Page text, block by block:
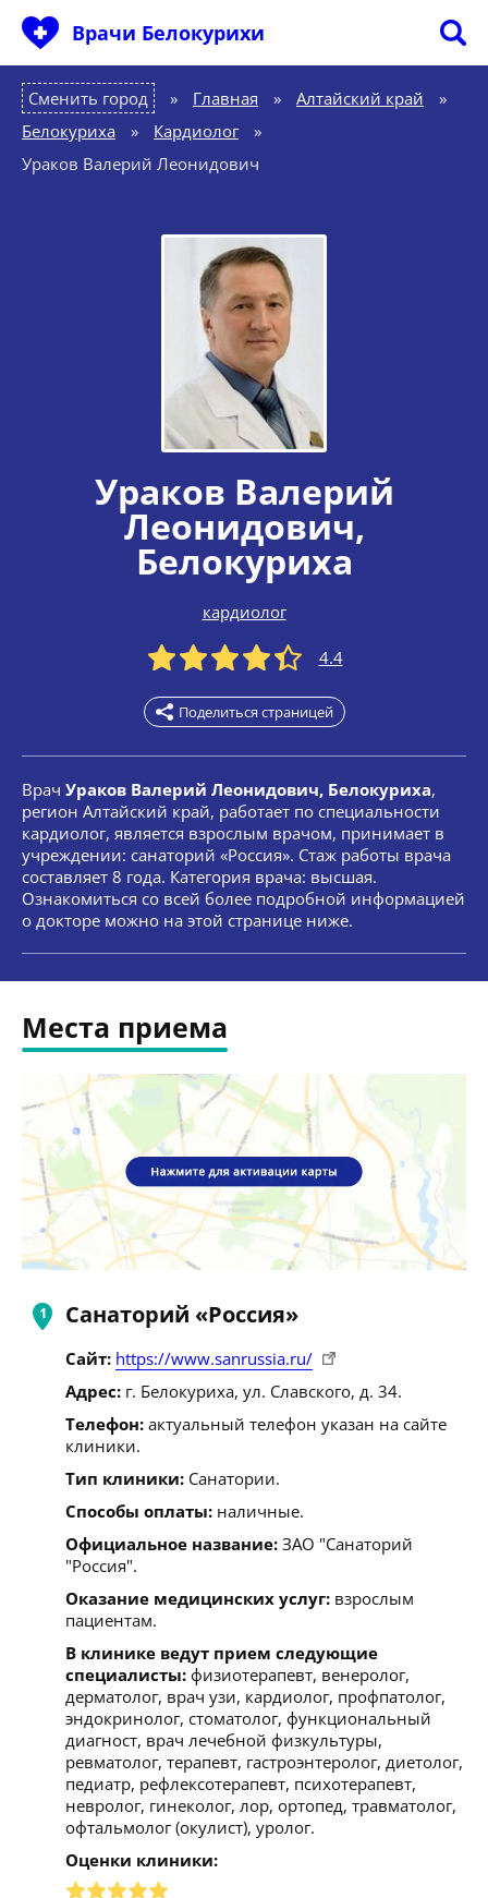
Врачи Белокурихи
Сменить город Главная » Алтайский край
»
Белокуриха
» Кардиолог
»
Ураков Валерий Леонидович
Ураков Валерий
Леонидович,
Белокуриха
кардиолог
4.4
Поделиться страницей
Врач Ураков Валерий Леонидович, Белокуриха,
регион Алтайский край, работает по специальности
кардиолог, является взрослым врачом, принимает в
учреждении: санаторий «Россия». Стаж работы врача
составляет 8 года. Категория врача: высшая.
Ознакомиться со всей более подробной информацией
о докторе можно на этой странице ниже.
Места приема
Санаторий «Россия»
Сайт: https://www.sanrussia.ru/
Адрес: г. Белокуриха, ул. Славского, д. 34.
Телефон: актуальный телефон указан на сайте
клиники.
Тип клиники: Санатории.
Способы оплаты: наличные.
Официальное название: ЗАО "Санаторий
"Россия".
Оказание медицинских услуг: взрослым
пациентам.
В клинике ведут прием следующие
специалисты: физиотерапевт, венеролог,
дерматолог, врач узи, кардиолог, профпатолог,
эндокринолог, стоматолог, функциональный
диагност, врач лечебной физкультуры,
ревматолог, терапевт, гастроэнтеролог, диетолог,
педиатр, рефлексотерапевт, психотерапевт,
невролог, гинеколог, лор, ортопед, травматолог,
офтальмолог (окулист), уролог.
Оценки клиники: